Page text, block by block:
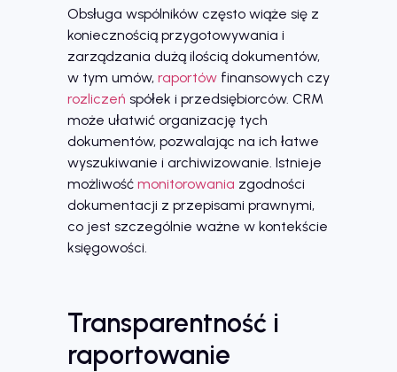
Obsługa wspólników często wiąże się z
koniecznością przygotowywania i
zarządzania dużą ilością dokumentów,
w tym umów, raportów finansowych czy
rozliczeń spółek i przedsiębiorców. CRM
może ułatwić organizację tych
dokumentów, pozwalając na ich łatwe
wyszukiwanie i archiwizowanie. Istnieje
możliwość monitorowania zgodności
dokumentacji z przepisami prawnymi,
co jest szczególnie ważne w kontekście
księgowości.
Transparentność i
raportowanie